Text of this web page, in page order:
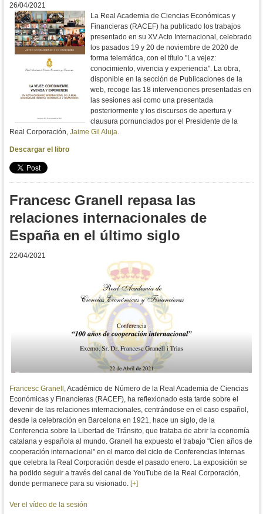
26/04/2021
La Real Academia de Ciencias Económicas y
Financieras (RACEF) ha publicado los trabajos
presentado en su XV Acto Internacional, celebrado
los pasados 19 y 20 de noviembre de 2020 de
forma telemática, con el título "La vejez:
conocimiento, vivencia y experiencia". La obra,
disponible en la sección de Publicaciones de la
web, recoge las 18 intervenciones presentadas en
las sesiones así como una presentada
posteriormente y los discursos de apertura y
clausura pornunciados por el Presidente de la
Real Corporación, Jaime Gil Aluja.
Descargar el libro
Francesc Granell repasa las
relaciones internacionales de
España en el último siglo
22/04/2021
Francesc Granell , Académico de Número de la Real Academia de Ciencias
Económicas y Financieras (RACEF), ha reflexionado esta tarde sobre el
devenir de las relaciones internacionales, centrándose en el caso español,
desde la celebración en Barcelona en 1921, hace un siglo, de la
Conferencia sobre la Libertad de Tránsito, que trataba de abrir la economía
catalana y española al mundo. Granell ha expuesto el trabajo "Cien años de
cooperación internacional" en el marco del ciclo de Conferencias Internas
que celebra la Real Corporación desde el pasado enero. La exposición se
ha podido seguir a través del canal de YouTube de la Real Corporación,
donde permanece para su visionado. [+]
Ver el vídeo de la sesión